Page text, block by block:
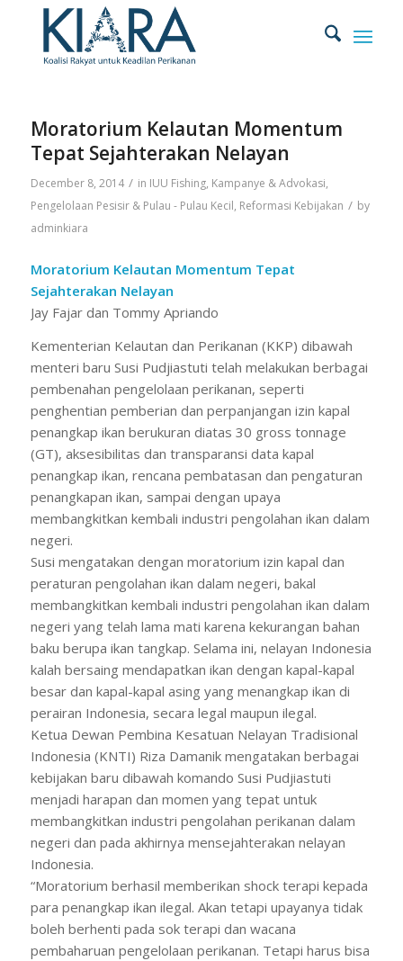
Moratorium Kelautan Momentum
Tepat Sejahterakan Nelayan
December 8, 2014 / in IUU Fishing, Kampanye & Advokasi,
Pengelolaan Pesisir & Pulau - Pulau Kecil, Reformasi Kebijakan / by
adminkiara
Moratorium Kelautan Momentum Tepat
Sejahterakan Nelayan
Jay Fajar dan Tommy Apriando
Kementerian Kelautan dan Perikanan (KKP) dibawah
menteri baru Susi Pudjiastuti telah melakukan berbagai
pembenahan pengelolaan perikanan, seperti
penghentian pemberian dan perpanjangan izin kapal
penangkap ikan berukuran diatas 30 gross tonnage
(GT), aksesibilitas dan transparansi data kapal
penangkap ikan, rencana pembatasan dan pengaturan
penangkapan ikan, sampai dengan upaya
membangkitkan kembali industri pengolahan ikan dalam
negeri.
Susi mengatakan dengan moratorium izin kapal dan
peraturan pengolahan ikan dalam negeri, bakal
membangkitkan kembali industri pengolahan ikan dalam
negeri yang telah lama mati karena kekurangan bahan
baku berupa ikan tangkap. Selama ini, nelayan Indonesia
kalah bersaing mendapatkan ikan dengan kapal-kapal
besar dan kapal-kapal asing yang menangkap ikan di
perairan Indonesia, secara legal maupun ilegal.
Ketua Dewan Pembina Kesatuan Nelayan Tradisional
Indonesia (KNTI) Riza Damanik mengatakan berbagai
kebijakan baru dibawah komando Susi Pudjiastuti
menjadi harapan dan momen yang tepat untuk
membangkitkan industri pengolahan perikanan dalam
negeri dan pada akhirnya mensejahterakan nelayan
Indonesia.
“Moratorium berhasil memberikan shock terapi kepada
para penangkap ikan ilegal. Akan tetapi upayanya tidak
boleh berhenti pada sok terapi dan wacana
pembaharuan pengelolaan perikanan. Tetapi harus bisa